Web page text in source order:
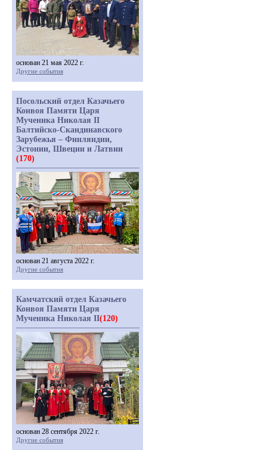
основан 21 мая 2022 г.
Другие события
Посольский отдел Казачьего
Конвоя Памяти Царя
Мученика Николая II
Балтийско-Скандинавского
Зарубежья – Финляндии,
Эстонии, Швеции и Латвии
(170)
основан 21 августа 2022 г.
Другие события
Камчатский отдел Казачьего
Конвоя Памяти Царя
Мученика Николая II(120)
основан 28 сентября 2022 г.
Другие события